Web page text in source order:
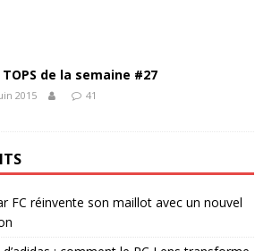
TOPS de la semaine #27
2015 41
FC réinvente son maillot avec un nouvel